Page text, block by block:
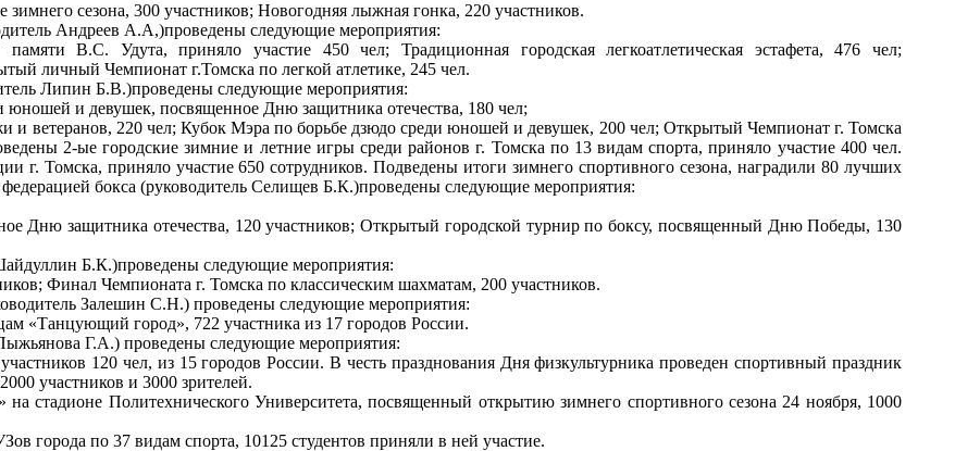
сезона, 300 участников; Новогодняя лыжная гонка, 220 участников.
Андреев А.А,)проведены следующие мероприятия:
B.C. Удута, приняло участие 450 чел; Традиционная городская легкоатлетическая эстафета, 476 чел;
личный Чемпионат г.Томска по легкой атлетике, 245 чел.
Липин Б.В.)проведены следующие мероприятия:
юношей и девушек, посвященное Дню защитника отечества, 180 чел;
и ветеранов, 220 чел; Кубок Мэра по борьбе дзюдо среди юношей и девушек, 200 чел; Открытый Чемпионат г. Томска
2-ые городские зимние и летние игры среди районов г. Томска по 13 видам спорта, приняло участие 400 чел.
г. Томска, приняло участие 650 сотрудников. Подведены итоги зимнего спортивного сезона, наградили 80 лучших
бокса (руководитель Селищев Б.К.)проведены следующие мероприятия:
Дню защитника отечества, 120 участников; Открытый городской турнир по боксу, посвященный Дню Победы, 130
Б.К.)проведены следующие мероприятия:
Финал Чемпионата г. Томска по классическим шахматам, 200 участников.
Залешин С.Н.) проведены следующие мероприятия:
«Танцующий город», 722 участника из 17 городов России.
Г.А.) проведены следующие мероприятия:
120 чел, из 15 городов России. В честь празднования Дня физкультурника проведен спортивный праздник
участников и 3000 зрителей.
стадионе Политехнического Университета, посвященный открытию зимнего спортивного сезона 24 ноября, 1000
города по 37 видам спорта, 10125 студентов приняли в ней участие.